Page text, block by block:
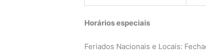
Horários especiais
Feriados Nacionais e Locais: